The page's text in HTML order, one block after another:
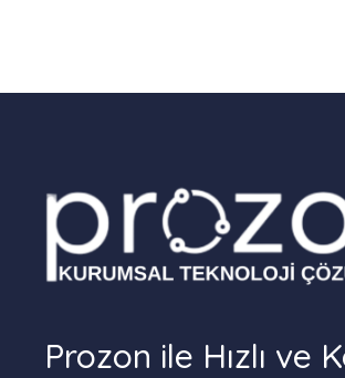
Prozon ile Hızlı ve